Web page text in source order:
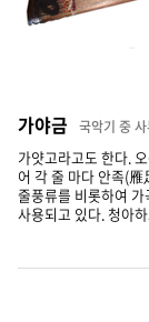
가야금 국악기 중
가얏고라고도 한다.
어 각 줄 마다 안족(
줄풍류를 비롯하여
사용되고 있다. 청아